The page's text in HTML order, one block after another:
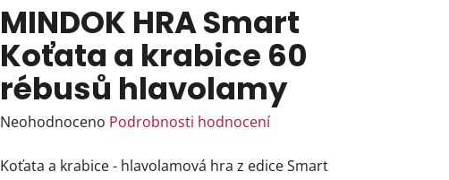
MINDOK HRA Smart
Koťata a krabice 60
rébusů hlavolamy
Průměrné
produktu
Neohodnoceno Podrobnosti hodnocení
Koťata a krabice - hlavolamová hra z edice Smart